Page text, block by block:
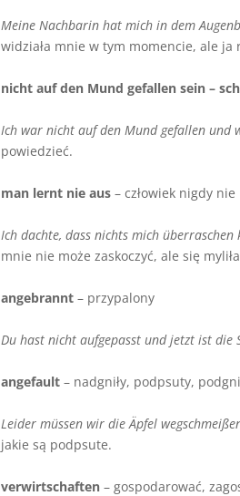
Meine Nachbarin hat mich in dem
widziała mnie w tym momencie, ale ja
nicht auf den Mund gefallen sein –
Ich war nicht auf den Mund gefallen und
powiedzieć.
man lernt nie aus– człowiek nigdy
Ich dachte, dass nichts michüberraschen
mnie nie może zaskoczyć, ale się
angebrannt– przypalony
Du hast nicht aufgepasst und jetzt ist die
angefault – nadgniły, podpsuty,
Leider müssen wir dieÄpfel wegschmeiß
jakie są podpsute.
verwirtschaften – gospodarować,